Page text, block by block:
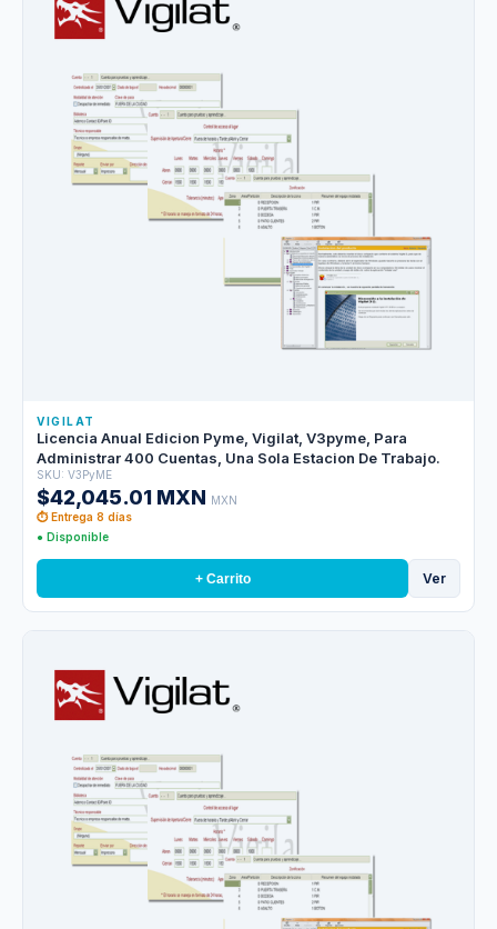
VIGILAT
Licencia Anual Edicion Pyme, Vigilat, V3pyme, Para
Administrar 400 Cuentas, Una Sola Estacion De Trabajo.
SKU: V3PyME
$42,045.01 MXN MXN
⏱ Entrega 8 días
● Disponible
+ Carrito Ver